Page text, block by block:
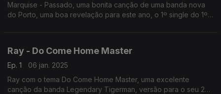
Marquise - Passado, uma bonita canção de uma banda nova
do Porto, uma boa revelação para este ano, o 1º single do 1º
Ray - Do Come Home Master
Ep. 1
06 jan. 2025
Ray com o tema Do Come Home Master, uma excelente
canção da banda Legendary Tigerman, versão para o seu 2º.